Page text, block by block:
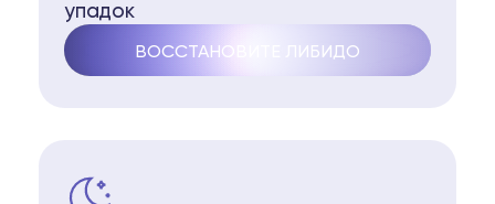
упадок
ВОССТАНОВИТЕ ЛИБИДО